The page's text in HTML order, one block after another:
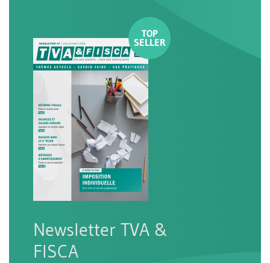
Newsletter TVA &
FISCA